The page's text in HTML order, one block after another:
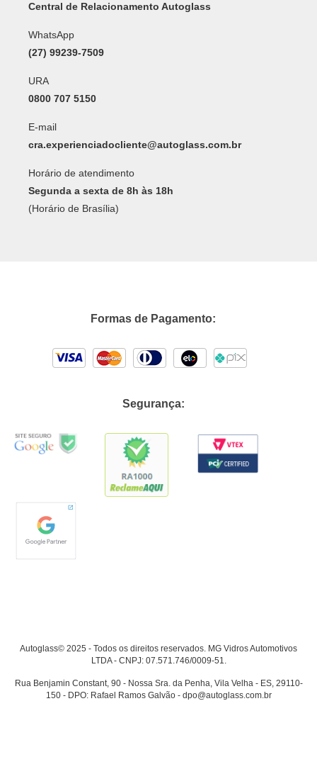
Central de Relacionamento Autoglass
WhatsApp
(27) 99239-7509
URA
0800 707 5150
E-mail
cra.experienciadocliente@autoglass.com.br
Horário de atendimento
Segunda a sexta de 8h às 18h
(Horário de Brasília)
Formas de Pagamento:
Segurança:
Autoglass© 2025 - Todos os direitos reservados. MG Vidros Automotivos
LTDA - CNPJ: 07.571.746/0009-51.
Rua Benjamin Constant, 90 - Nossa Sra. da Penha, Vila Velha - ES, 29110-
150 - DPO: Rafael Ramos Galvão - dpo@autoglass.com.br